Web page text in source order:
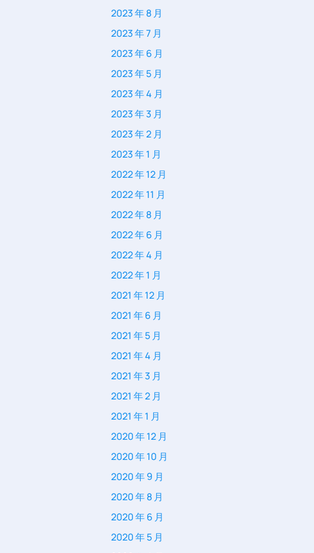
2023 年 8 月
2023 年 7 月
2023 年 6 月
2023 年 5 月
2023 年 4 月
2023 年 3 月
2023 年 2 月
2023 年 1 月
2022 年 12 月
2022 年 11 月
2022 年 8 月
2022 年 6 月
2022 年 4 月
2022 年 1 月
2021 年 12 月
2021 年 6 月
2021 年 5 月
2021 年 4 月
2021 年 3 月
2021 年 2 月
2021 年 1 月
2020 年 12 月
2020 年 10 月
2020 年 9 月
2020 年 8 月
2020 年 6 月
2020 年 5 月